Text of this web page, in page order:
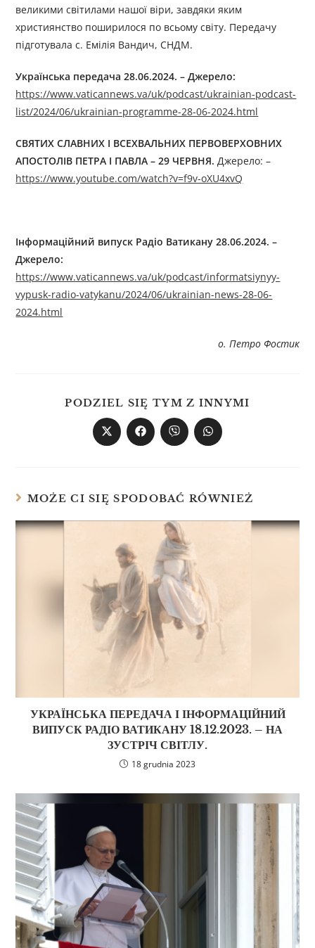
великими світилами нашої віри, завдяки яким
християнство поширилося по всьому світу. Передачу
підготувала с. Емілія Вандич, СНДМ.
Українська передача28.06.2024. –Джерелo:
https://www.vaticannews.va/uk/podcast/ukrainian-podcast-
list/2024/06/ukrainian-programme-28-06-2024.html
СВЯТИХ СЛАВНИХ І ВСЕХВАЛЬНИХ ПЕРВОВЕРХОВНИХ
АПОСТОЛІВ ПЕТРА І ПАВЛА – 29 ЧЕРВНЯ. Джерелo: –
https://www.youtube.com/watch?v=f9v-oXU4xvQ
Інформаційний випуск Радіо Ватикану28.06.2024. –
Джерелo:
https://www.vaticannews.va/uk/podcast/informatsiynyy-
vypusk-radio-vatykanu/2024/06/ukrainian-news-28-06-
2024.html
о. Петро Фостик
PODZIEL SIĘ TYM Z INNYMI
MOŻE CI SIĘ SPODOBAĆ RÓWNIEŻ
УКРАЇНСЬКА ПЕРЕДАЧА І ІНФОРМАЦІЙНИЙ
ВИПУСК РАДІО ВАТИКАНУ 18.12.2023. – НА
ЗУСТРІЧ СВІТЛУ.
18 grudnia 2023